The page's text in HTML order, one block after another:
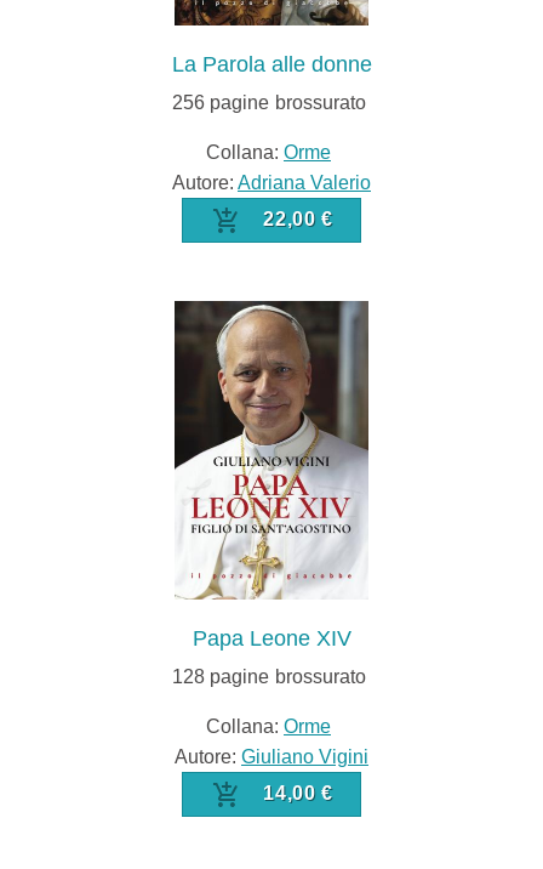
La Parola alle donne
256pagine brossurato
Collana: Orme
Autore: Adriana Valerio
22,00 €
Papa Leone XIV
128pagine brossurato
Collana: Orme
Autore: Giuliano Vigini
14,00 €